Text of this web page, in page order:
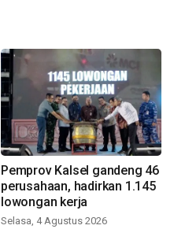
Pemprov Kalsel gandeng 46
perusahaan, hadirkan 1.145
lowongan kerja
Selasa, 4 Agustus 2026